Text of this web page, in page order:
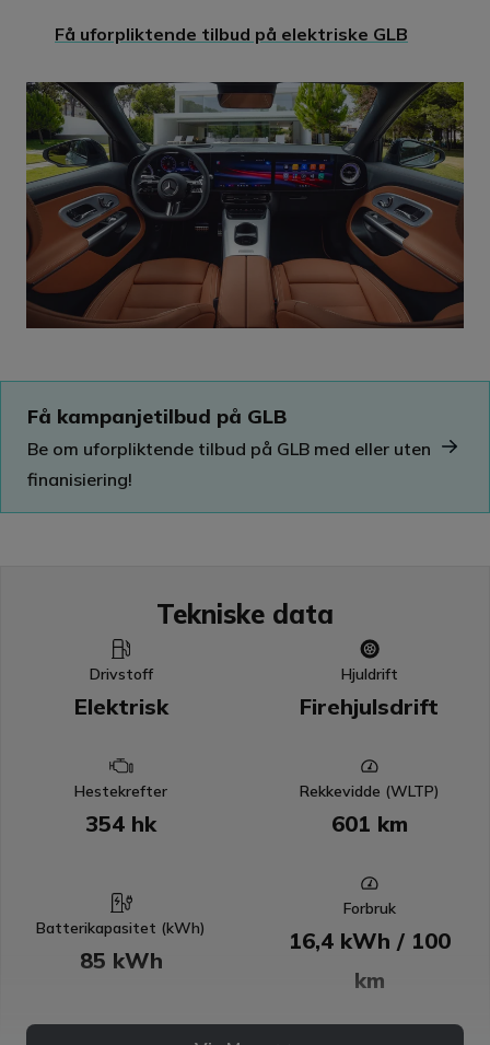
Få uforpliktende tilbud på elektriske GLB
Få kampanjetilbud på GLB
Be om uforpliktende tilbud på GLB med eller uten
finanisiering!
Tekniske data
Drivstoff
Elektrisk
Hjuldrift
Firehjulsdrift
Hestekrefter
354 hk
Rekkevidde (WLTP)
601 km
Batterikapasitet (kWh)
85 kWh
Forbruk
16,4 kWh / 100
km